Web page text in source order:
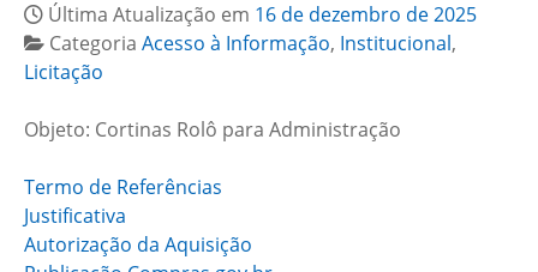
Última Atualização em 16 de dezembro de 2025
Categoria Acesso à Informação, Institucional,
Licitação
Objeto: Cortinas Rolô para Administração
Termo de Referências
Justificativa
Autorização da Aquisição